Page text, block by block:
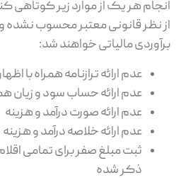
انجام هر یک از موارد زیر کوتاهی
از نظر قانونی معتبر محسوب نشده
برآوردی مالیاتی خواهند شد:
عدم ارائه ترازنامه همراه با
عدم ارائه حساب سود و زیان
عدم ارائه صورت درآمد و هزینه
عدم ارائه خلاصه درآمد و هزینه
ثبت مبلغ صفر برای تمامی
ذکر شده